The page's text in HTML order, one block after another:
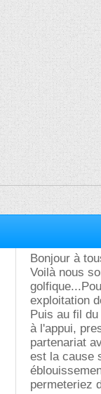
Bonjour à
Voilà nous
exploitation
Puis au fil
à l'appui,
partenariat
est la cause
permeteriez